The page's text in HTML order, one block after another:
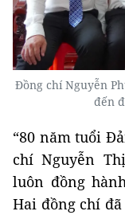
Đồng chí Nguyễn
đến
“80 năm tuổi
chí Nguyễn
luôn đồng
Hai đồng chí